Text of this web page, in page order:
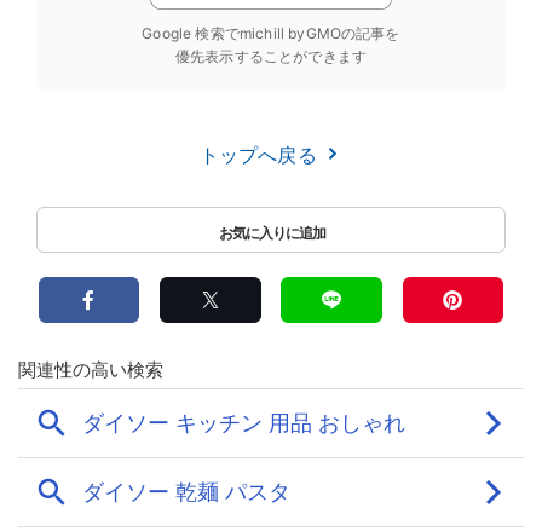
Google 検索でmichill byGMOの記事を
優先表示することができます
トップへ戻る